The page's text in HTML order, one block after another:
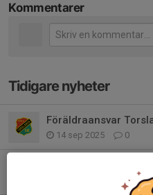
Kommentarer
Tidigare nyheter
Föräldraansvar
14 sep 2025 0